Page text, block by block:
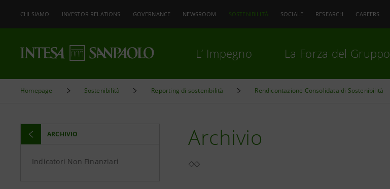
CHI SIAMO INVESTOR RELATIONS GOVERNANCE NEWSROOM SOSTENIBILITÀ SOCIALE RESEARCH CAREERS
L’ Impegno La Forza del Gruppo
Homepage Sostenibilità Reporting di sostenibilità Rendicontazione Consolidata di Sostenibilità
ARCHIVIO
Indicatori Non Finanziari
Archivio